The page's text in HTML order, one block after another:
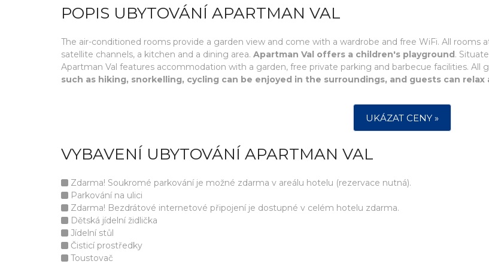
POPIS UBYTOVÁNÍ APARTMAN VAL
The air-conditioned rooms provide a garden view and come with a wardrobe and free WiFi. All
satellite channels, a kitchen and a dining area. Apartman Val offers a children's playground.
Apartman Val features accommodation with a garden, free private parking and barbecue facilities. All
such as hiking, snorkelling, cycling can be enjoyed in the surroundings, and guests can
UKÁZAT CENY »
VYBAVENÍ UBYTOVÁNÍ APARTMAN VAL
Zdarma! Soukromé parkování je možné zdarma v areálu hotelu (rezervace nutná).
Parkování na ulici
Zdarma! Bezdrátové internetové připojení je dostupné v celém hotelu zdarma.
Dětská jídelní židlička
Jídelní stůl
Čisticí prostředky
Toustovač